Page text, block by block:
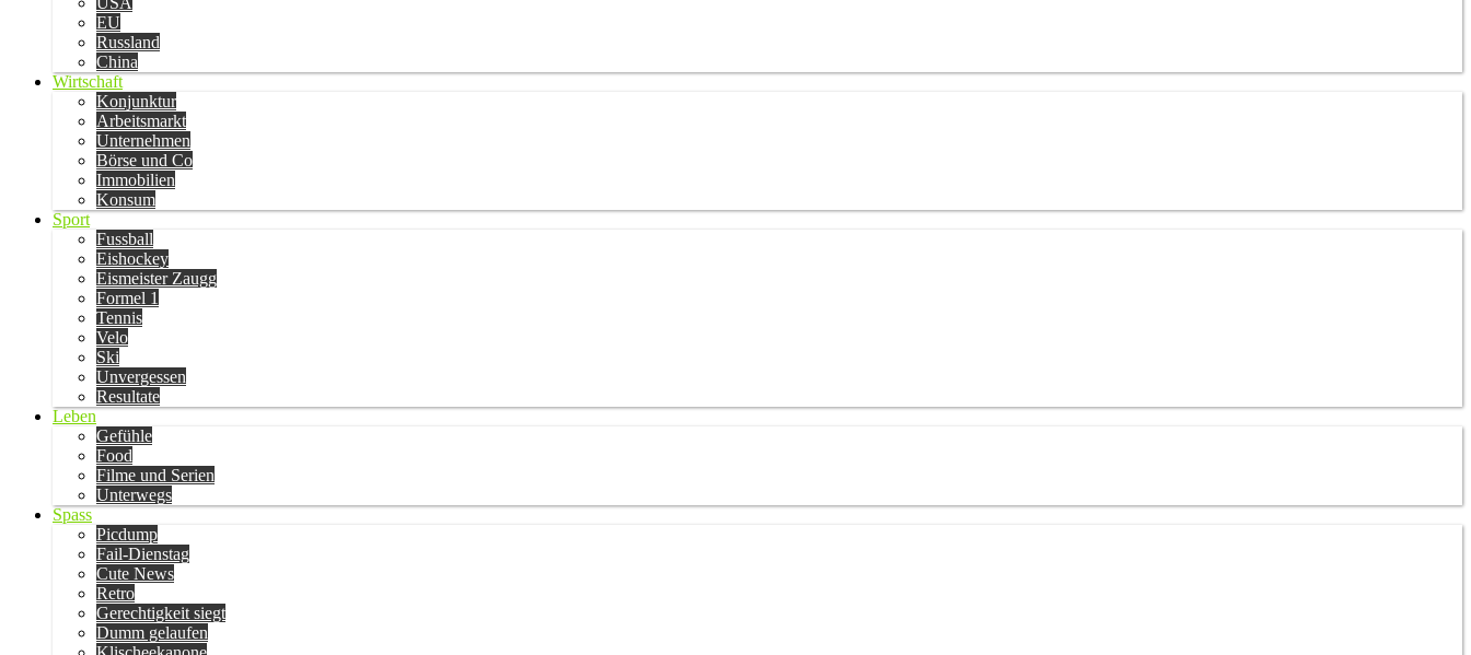
EU
Russland
China
Wirtschaft
Konjunktur
Arbeitsmarkt
Unternehmen
Börse und Co
Immobilien
Konsum
Sport
Fussball
Eishockey
Eismeister Zaugg
Formel 1
Tennis
Velo
Ski
Unvergessen
Resultate
Leben
Gefühle
Food
Filme und Serien
Unterwegs
Spass
Picdump
Fail-Dienstag
Cute News
Retro
Gerechtigkeit siegt
Dumm gelaufen